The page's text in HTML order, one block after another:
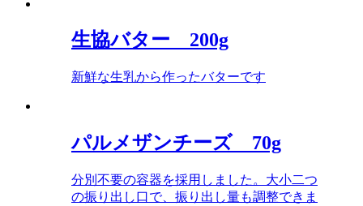
生協バター 200g
新鮮な生乳から作ったバターです
パルメザンチーズ 70g
分別不要の容器を採用しました。大小二つ
の振り出し口で、振り出し量も調整できま